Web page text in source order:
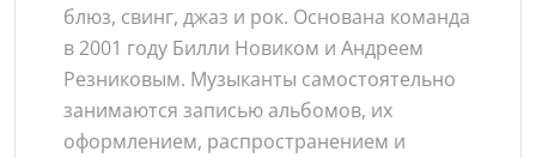
блюз, свинг, джаз и рок. Основана команда
в 2001 году Билли Новиком и Андреем
Резниковым. Музыканты самостоятельно
занимаются записью альбомов, их
оформлением, распространением и